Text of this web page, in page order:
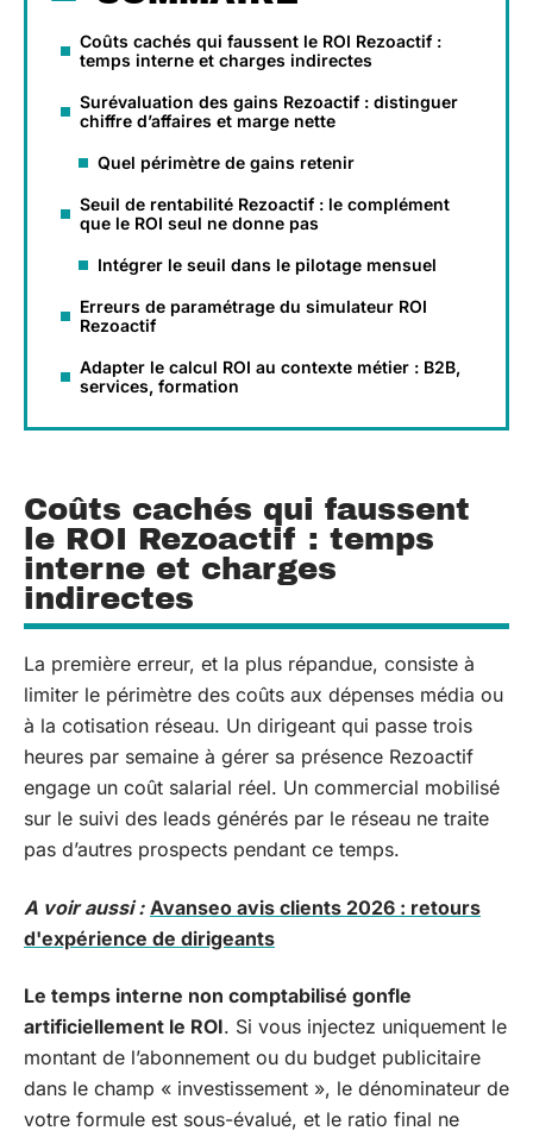
Coûts cachés qui faussent le ROI Rezoactif :
temps interne et charges indirectes
Surévaluation des gains Rezoactif : distinguer
chiffre d’affaires et marge nette
Quel périmètre de gains retenir
Seuil de rentabilité Rezoactif : le complément
que le ROI seul ne donne pas
Intégrer le seuil dans le pilotage mensuel
Erreurs de paramétrage du simulateur ROI
Rezoactif
Adapter le calcul ROI au contexte métier : B2B,
services, formation
Coûts cachés qui faussent
le ROI Rezoactif : temps
interne et charges
indirectes
La première erreur, et la plus répandue, consiste à
limiter le périmètre des coûts aux dépenses média ou
à la cotisation réseau. Un dirigeant qui passe trois
heures par semaine à gérer sa présence Rezoactif
engage un coût salarial réel. Un commercial mobilisé
sur le suivi des leads générés par le réseau ne traite
pas d’autres prospects pendant ce temps.
A voir aussi : Avanseo avis clients 2026 : retours
d'expérience de dirigeants
Le temps interne non comptabilisé gonfle
artificiellement le ROI. Si vous injectez uniquement le
montant de l’abonnement ou du budget publicitaire
dans le champ « investissement », le dénominateur de
votre formule est sous-évalué, et le ratio final ne